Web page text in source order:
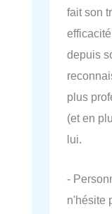
fait son
depuis
plus
(et en
lui.
-
n'hésite